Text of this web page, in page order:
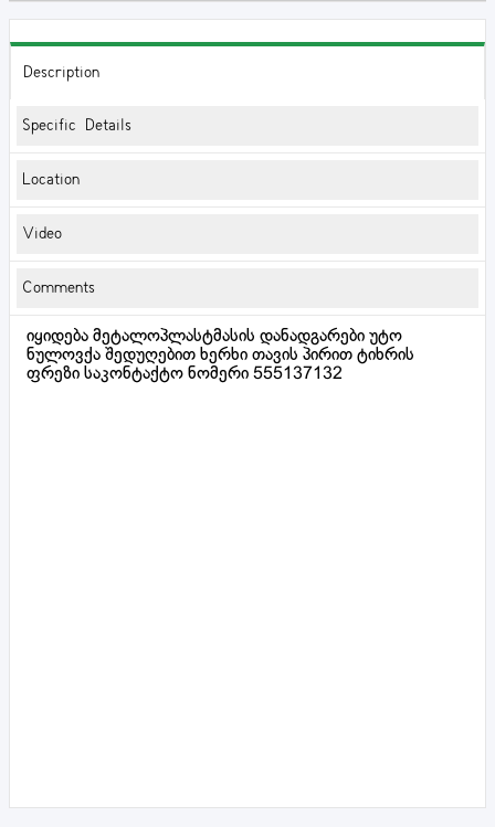
Description
Specific Details
Location
Video
Comments
იყიდება მეტალოპლასტმასის დანადგარები უტო
ნულოვქა შედუღებით ხერხი თავის პირით ტიხრის
ფრეზი საკონტაქტო ნომერი 555137132